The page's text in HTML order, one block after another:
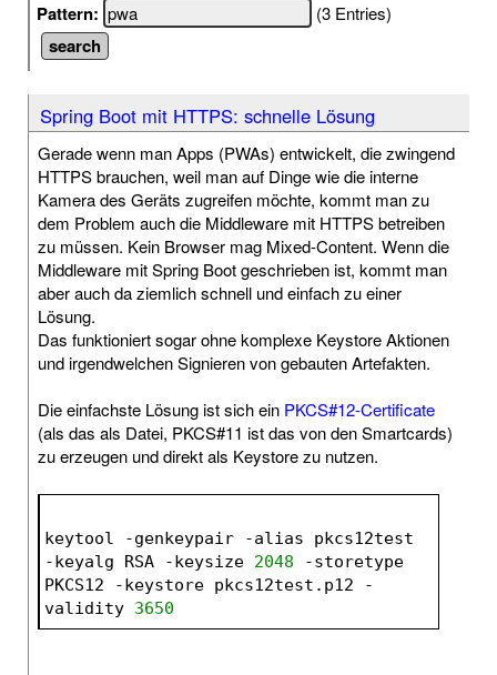
Pattern:
(3 Entries)
Spring Boot mit HTTPS: schnelle Lösung
Gerade wenn man Apps (PWAs) entwickelt, die zwingend
HTTPS brauchen, weil man auf Dinge wie die interne
Kamera des Geräts zugreifen möchte, kommt man zu
dem Problem auch die Middleware mit HTTPS betreiben
zu müssen. Kein Browser mag Mixed-Content. Wenn die
Middleware mit Spring Boot geschrieben ist, kommt man
aber auch da ziemlich schnell und einfach zu einer
Lösung.
Das funktioniert sogar ohne komplexe Keystore Aktionen
und irgendwelchen Signieren von gebauten Artefakten.
Die einfachste Lösung ist sich ein PKCS#12-Certificate
(als das als Datei, PKCS#11 ist das von den Smartcards)
zu erzeugen und direkt als Keystore zu nutzen.
keytool -genkeypair -alias pkcs12test
-keyalg RSA -keysize 2048 -storetype
PKCS12 -keystore pkcs12test.p12 -
validity 3650